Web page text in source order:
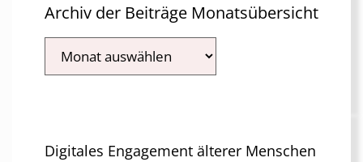
Archiv der Beiträge Monatsübersicht
Archiv
Digitales Engagement älterer Menschen